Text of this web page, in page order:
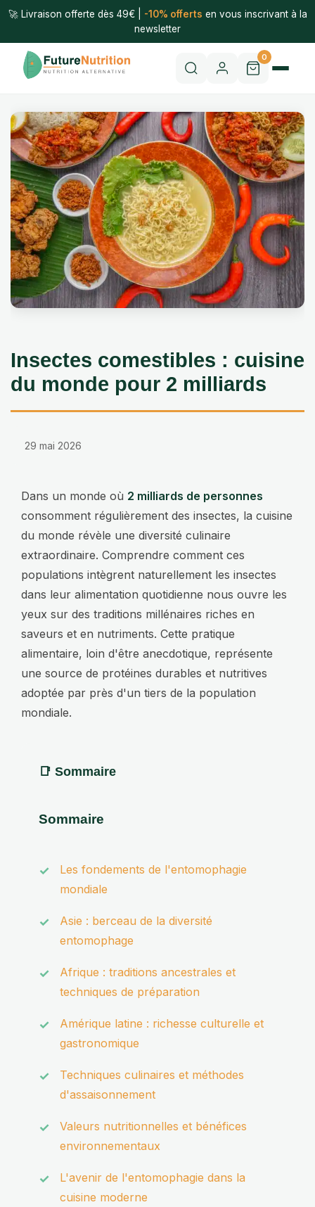
🚀 Livraison offerte dès 49€ | -10% offerts en vous inscrivant à la
newsletter
0
Insectes comestibles : cuisine
du monde pour 2 milliards
29 mai 2026
Dans un monde où 2 milliards de personnes
consomment régulièrement des insectes, la cuisine
du monde révèle une diversité culinaire
extraordinaire. Comprendre comment ces
populations intègrent naturellement les insectes
dans leur alimentation quotidienne nous ouvre les
yeux sur des traditions millénaires riches en
saveurs et en nutriments. Cette pratique
alimentaire, loin d'être anecdotique, représente
une source de protéines durables et nutritives
adoptée par près d'un tiers de la population
mondiale.
Sommaire
Les fondements de l'entomophagie
mondiale
Asie : berceau de la diversité
entomophage
Afrique : traditions ancestrales et
techniques de préparation
Amérique latine : richesse culturelle et
gastronomique
Techniques culinaires et méthodes
d'assaisonnement
Valeurs nutritionnelles et bénéfices
environnementaux
L'avenir de l'entomophagie dans la
cuisine moderne